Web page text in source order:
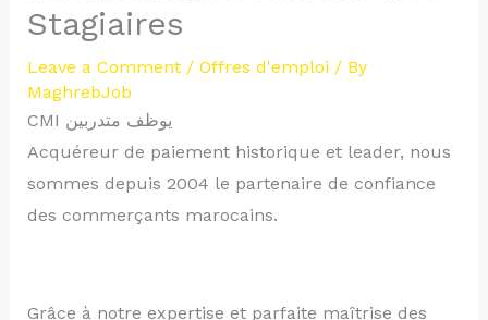
Stagiaires
Leave a Comment / Offres d'emploi / By
MaghrebJob
CMI يوظف متدربين
Acquéreur de paiement historique et leader, nous
sommes depuis 2004 le partenaire de confiance
des commerçants marocains.
Grâce à notre expertise et parfaite maîtrise des